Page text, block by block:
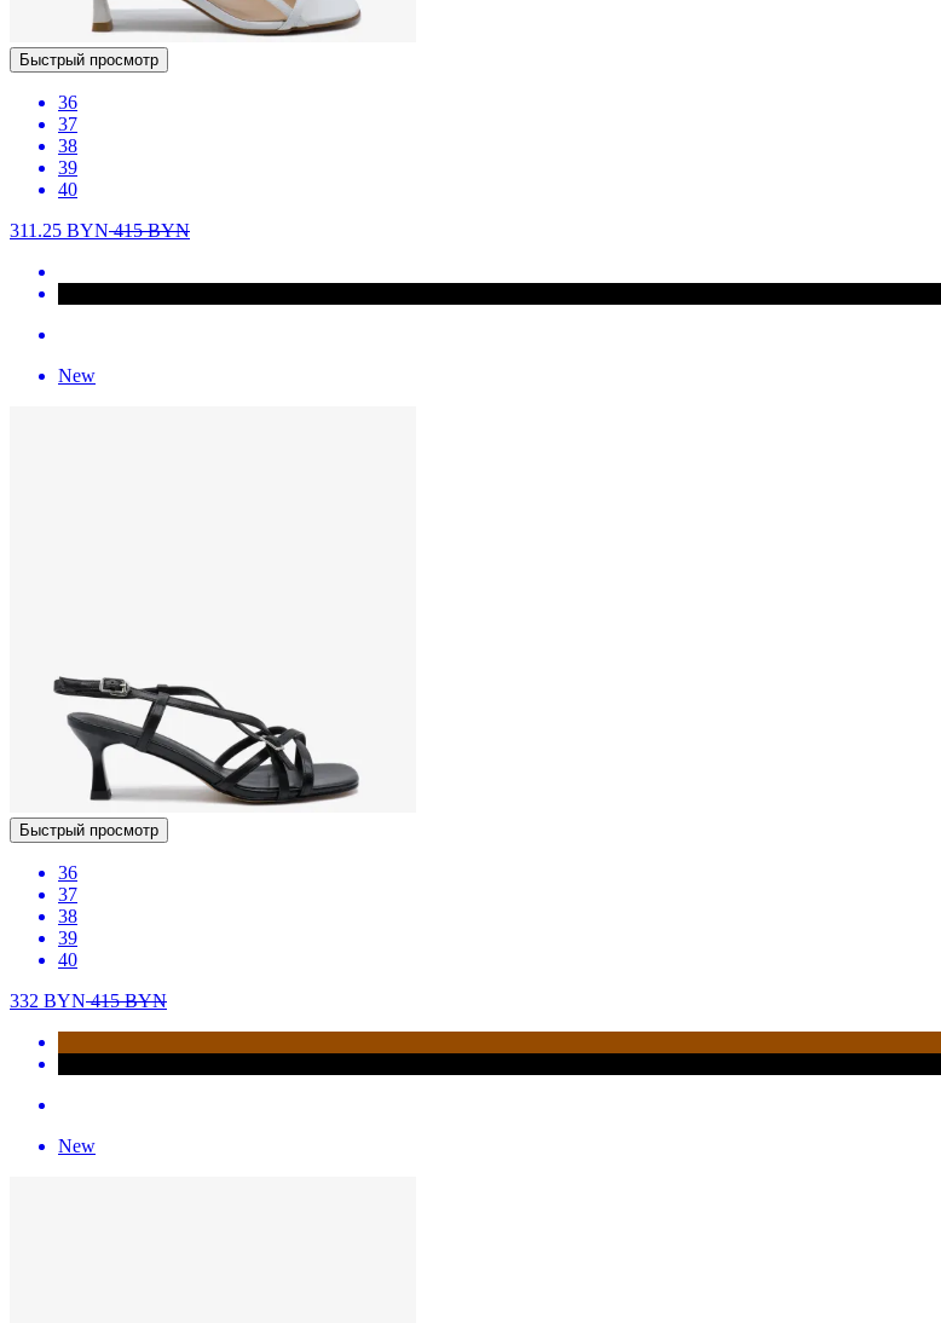
Быстрый просмотр
36
37
38
39
40
311.25 BYN415BYN
New
Быстрый просмотр
36
37
38
39
40
332 BYN415BYN
New